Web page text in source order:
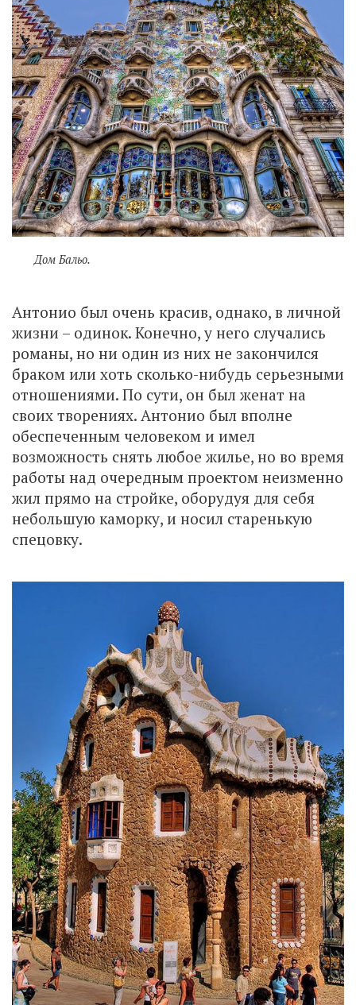
Дом Бальо.
Антонио был очень красив, однако, в личной
жизни – одинок. Конечно, у него случались
романы, но ни один из них не закончился
браком или хоть сколько-нибудь серьезными
отношениями. По сути, он был женат на
своих творениях. Антонио был вполне
обеспеченным человеком и имел
возможность снять любое жилье, но во время
работы над очередным проектом неизменно
жил прямо на стройке, оборудуя для себя
небольшую каморку, и носил старенькую
спецовку.